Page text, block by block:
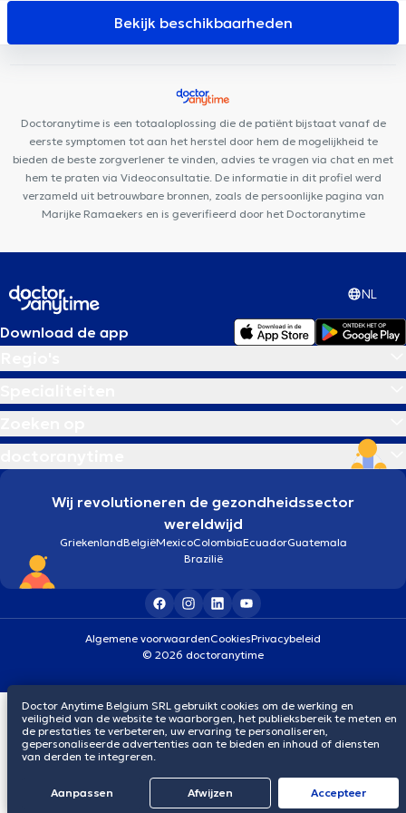
RegenGo Basic-Fit Etterbeek
PsyCol
PsychoLudo Centre PsyCol Schuman Lalaing
Shine
Eurocare Medical Center
Brussels Skin Center - Europese Wijk
Kiné - Ostéo Schuman
Bekijk beschikbaarheden
Doctoranytime is een totaaloplossing die de patiënt bijstaat vanaf de
eerste symptomen tot aan het herstel door hem de mogelijkheid te
bieden de beste zorgverlener te vinden, advies te vragen via chat en met
hem te praten via Videoconsultatie. De informatie in dit profiel werd
verzameld uit betrouwbare bronnen, zoals de persoonlijke pagina van
Marijke Ramaekers en is geverifieerd door het Doctoranytime
NL
Download de app
Wij revolutioneren de gezondheidssector
wereldwijd
GriekenlandBelgiëMexicoColombiaEcuadorGuatemala
Brazilië
Algemene voorwaardenCookiesPrivacybeleid
© 2026 doctoranytime
Doctor Anytime Belgium SRL gebruikt cookies om de werking en
veiligheid van de website te waarborgen, het publieksbereik te meten en
de prestaties te verbeteren, uw ervaring te personaliseren,
gepersonaliseerde advertenties aan te bieden en inhoud of diensten
van derden te integreren.
Aanpassen Afwijzen Αccepteer